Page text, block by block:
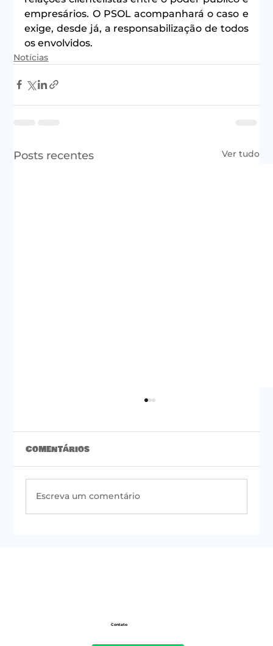
empresários. O PSOL acompanhará o caso e
exige, desde já, a responsabilização de todos
os envolvidos.
Notícias
Posts recentes Ver tudo
Comentários
Escreva um comentário
Contato